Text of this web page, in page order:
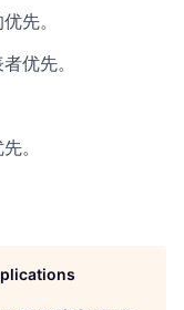
先。
优先。
。